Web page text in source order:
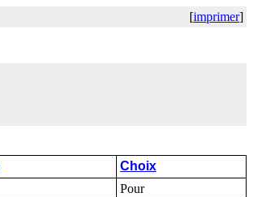
[imprimer]
Choix
Pour